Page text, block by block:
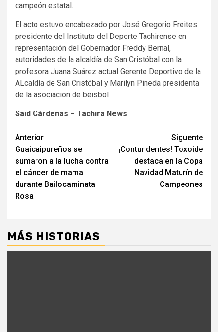
campeón estatal.
El acto estuvo encabezado por José Gregorio Freites
presidente del Instituto del Deporte Tachirense en
representación del Gobernador Freddy Bernal,
autoridades de la alcaldía de San Cristóbal con la
profesora Juana Suárez actual Gerente Deportivo de la
ALcaldía de San Cristóbal y Marilyn Pineda presidenta
de la asociación de béisbol.
Said Cárdenas – Tachira News
Navegación
de
entradas
Anterior
Guaicaipureños se
sumaron a la lucha contra
el cáncer de mama
durante Bailocaminata
Rosa
Siguente
¡Contundentes! Toxoide
destaca en la Copa
Navidad Maturín de
Campeones
MÁS HISTORIAS